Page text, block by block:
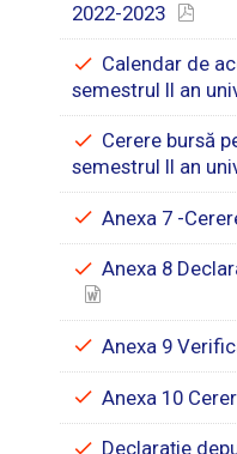
2022-2023
Calendar de
semestrul II an
Cerere bursă
semestrul II an
Anexa 7 -
Anexa 8
Anexa 9
Anexa 10
Declarație